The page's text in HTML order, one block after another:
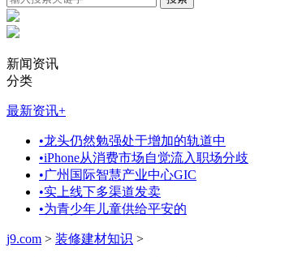
新闻资讯
分类
最新资讯+
•龙头仍然勉强处于增加的轨道中
•iPhone从消费市场自觉流入职场分歧
•广州国际智慧产业中心GIC
•实上线下多渠道发卖
•为青少年儿童供给平安的
j9.com > 装修建材知识 >